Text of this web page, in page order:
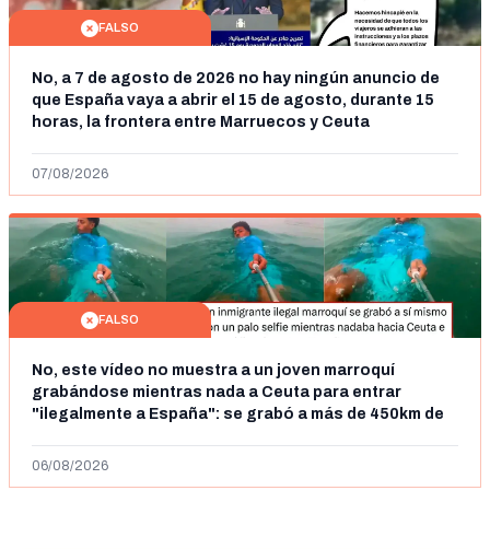
FALSO
No, a 7 de agosto de 2026 no hay ningún anuncio de
que España vaya a abrir el 15 de agosto, durante 15
horas, la frontera entre Marruecos y Ceuta
07/08/2026
FALSO
No, este vídeo no muestra a un joven marroquí
grabándose mientras nada a Ceuta para entrar
"ilegalmente a España": se grabó a más de 450km de
06/08/2026